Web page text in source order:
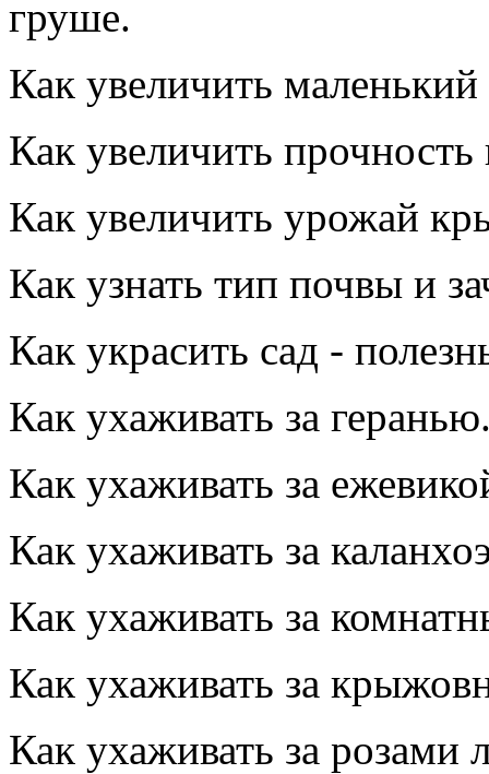
груше.
Как увеличить
Как увеличить
Как увеличить урожай
Как узнать тип почвы и
Как украсить сад -
Как ухаживать за
Как ухаживать за
Как ухаживать за
Как ухаживать за
Как ухаживать за
Как ухаживать за розами